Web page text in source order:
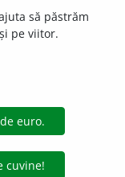
compuse,
să păstrăm
pe viitor.